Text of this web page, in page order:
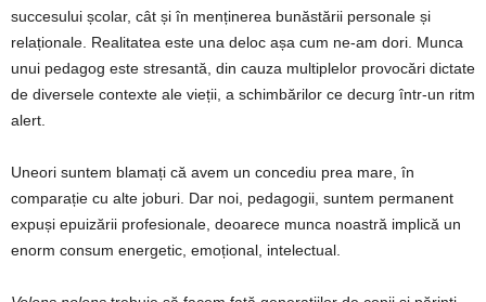
succesului școlar, cât și în menținerea bunăstării personale și
relaționale. Realitatea este una deloc așa cum ne-am dori. Munca
unui pedagog este stresantă, din cauza multiplelor provocări dictate
de diversele contexte ale vieții, a schimbărilor ce decurg într-un ritm
alert.
Uneori suntem blamați că avem un concediu prea mare, în
comparație cu alte joburi. Dar noi, pedagogii, suntem permanent
expuși epuizării profesionale, deoarece munca noastră implică un
enorm consum energetic, emoțional, intelectual.